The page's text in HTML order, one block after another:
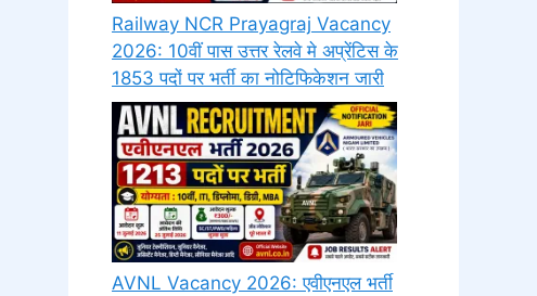
Railway NCR Prayagraj Vacancy
2026: 10वीं पास उत्तर रेलवे मे अप्रेंटिस के
1853 पदों पर भर्ती का नोटिफिकेशन जारी
AVNL Vacancy 2026: एवीएनएल भर्ती